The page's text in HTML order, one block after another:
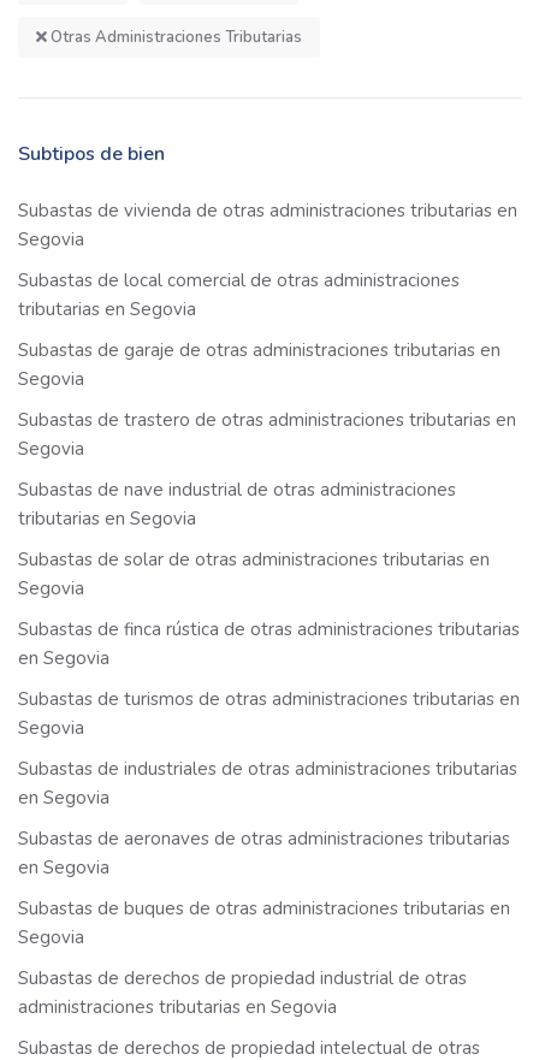
Otras Administraciones Tributarias
Subtipos de bien
Subastas de vivienda de otras administraciones tributarias en
Segovia
Subastas de local comercial de otras administraciones
tributarias en Segovia
Subastas de garaje de otras administraciones tributarias en
Segovia
Subastas de trastero de otras administraciones tributarias en
Segovia
Subastas de nave industrial de otras administraciones
tributarias en Segovia
Subastas de solar de otras administraciones tributarias en
Segovia
Subastas de finca rústica de otras administraciones tributarias
en Segovia
Subastas de turismos de otras administraciones tributarias en
Segovia
Subastas de industriales de otras administraciones tributarias
en Segovia
Subastas de aeronaves de otras administraciones tributarias
en Segovia
Subastas de buques de otras administraciones tributarias en
Segovia
Subastas de derechos de propiedad industrial de otras
administraciones tributarias en Segovia
Subastas de derechos de propiedad intelectual de otras